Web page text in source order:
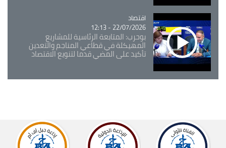
Catégorie
اقتصاد
22/07/2026 - 12:13
بوحرب: المتابعة الرئاسية للمشاريع
المهيكلة في قطاعي المناجم والتعدين
تأكيد على المضي قدما لتنويع الاقتصاد